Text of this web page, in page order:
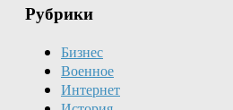
Рубрики
Бизнес
Военное
Интернет